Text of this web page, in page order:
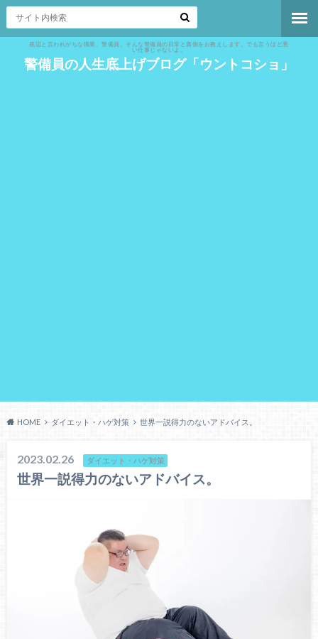
底辺と言われがちな職業、警備員。そんな警備員の日常と裏側をお教えします。でも言うほど悪
い仕事じゃないよ。
警備員の人生底上げブログ「ウントコショ」
HOME ダイエット・ハゲ対策 世界一説得力のないアドバイス。
2023.02.26 ダイエット・ハゲ対策
世界一説得力のないアドバイス。